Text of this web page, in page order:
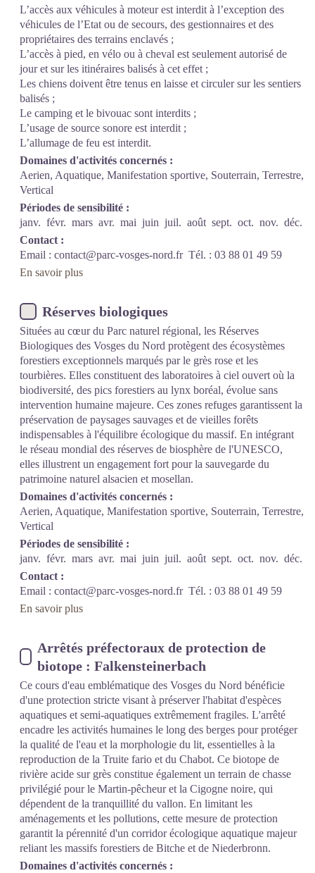
L’accès aux véhicules à moteur est interdit à l’exception des
véhicules de l’Etat ou de secours, des gestionnaires et des
propriétaires des terrains enclavés ;
L’accès à pied, en vélo ou à cheval est seulement autorisé de
jour et sur les itinéraires balisés à cet effet ;
Les chiens doivent être tenus en laisse et circuler sur les sentiers
balisés ;
Le camping et le bivouac sont interdits ;
L’usage de source sonore est interdit ;
L’allumage de feu est interdit.
Domaines d'activités concernés :
Aerien, Aquatique, Manifestation sportive, Souterrain, Terrestre,
Vertical
Périodes de sensibilité :
janv. févr. mars avr. mai juin juil. août sept. oct. nov. déc.
Contact :
Email : contact@parc-vosges-nord.frTél. : 03 88 01 49 59
En savoir plus
Réserves biologiques
Situées au cœur du Parc naturel régional, les Réserves
Biologiques des Vosges du Nord protègent des écosystèmes
forestiers exceptionnels marqués par le grès rose et les
tourbières. Elles constituent des laboratoires à ciel ouvert où la
biodiversité, des pics forestiers au lynx boréal, évolue sans
intervention humaine majeure. Ces zones refuges garantissent la
préservation de paysages sauvages et de vieilles forêts
indispensables à l'équilibre écologique du massif. En intégrant
le réseau mondial des réserves de biosphère de l'UNESCO,
elles illustrent un engagement fort pour la sauvegarde du
patrimoine naturel alsacien et mosellan.
Domaines d'activités concernés :
Aerien, Aquatique, Manifestation sportive, Souterrain, Terrestre,
Vertical
Périodes de sensibilité :
janv. févr. mars avr. mai juin juil. août sept. oct. nov. déc.
Contact :
Email : contact@parc-vosges-nord.frTél. : 03 88 01 49 59
En savoir plus
Arrêtés préfectoraux de protection de
biotope : Falkensteinerbach
Ce cours d'eau emblématique des Vosges du Nord bénéficie
d'une protection stricte visant à préserver l'habitat d'espèces
aquatiques et semi-aquatiques extrêmement fragiles. L'arrêté
encadre les activités humaines le long des berges pour protéger
la qualité de l'eau et la morphologie du lit, essentielles à la
reproduction de la Truite fario et du Chabot. Ce biotope de
rivière acide sur grès constitue également un terrain de chasse
privilégié pour le Martin-pêcheur et la Cigogne noire, qui
dépendent de la tranquillité du vallon. En limitant les
aménagements et les pollutions, cette mesure de protection
garantit la pérennité d'un corridor écologique aquatique majeur
reliant les massifs forestiers de Bitche et de Niederbronn.
Domaines d'activités concernés :